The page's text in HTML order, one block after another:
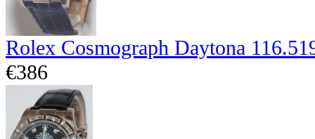
Rolex Cosmograph Daytona
€386